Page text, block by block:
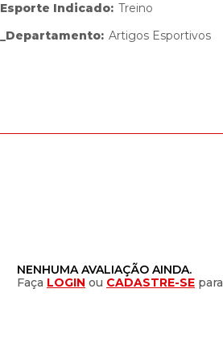
Esporte Indicado: Treino
_Departamento: Artigos Esportivos
NENHUMA AVALIAÇÃO AINDA.
Faça LOGIN ou CADASTRE-SE